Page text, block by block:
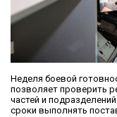
Неделя боевой
позволяет проверить
частей и
сроки выполнять